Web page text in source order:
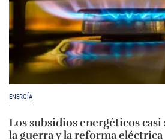
ENERGÍA
Los subsidios energéticos
la guerra y la reforma eléctrica